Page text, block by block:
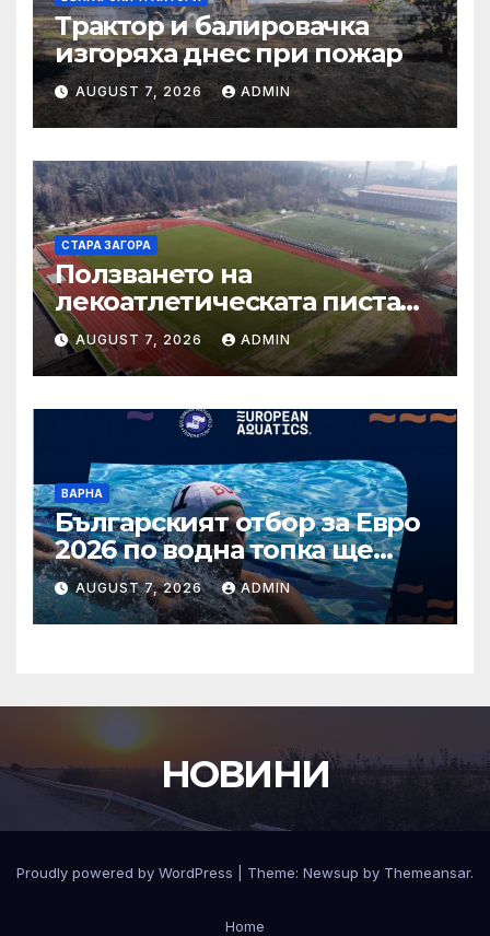
Трактор и балировачка
изгоряха днес при пожар
AUGUST 7, 2026 ADMIN
СТАРА ЗАГОРА
Ползването на
лекоатлетическата писта
около тренировъчния
терен на стадион „Берое“
се осъществява само чрез
електронно плащане
AUGUST 7, 2026 ADMIN
ВАРНА
Българският отбор за Евро
2026 по водна топка ще
бъде обявен на 7 август
AUGUST 7, 2026 ADMIN
НОВИНИ
Proudly powered by WordPress Theme: Newsup by Themeansar.
Home